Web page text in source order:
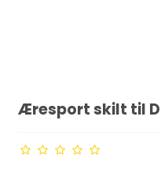
Æresport skilt til